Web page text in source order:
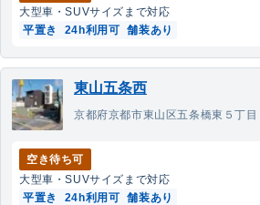
大型車・SUVサイズまで対応
平置き
24h利用可 舗装あり
東山五条西
京都府京都市東山区五条橋東５丁目
空き待ち可
大型車・SUVサイズまで対応
平置き
24h利用可 舗装あり